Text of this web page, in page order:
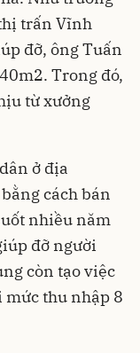
trấn Vĩnh
đỡ, ông Tuấn
Trong đó,
từ xưởng
ở địa
cách bán
nhiều năm
đỡ người
còn tạo việc
mức thu nhập 8